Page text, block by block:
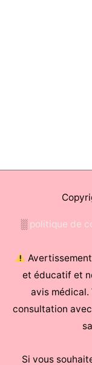
░ politique de
et éducatif et
avis médical.
consultation
Si vous